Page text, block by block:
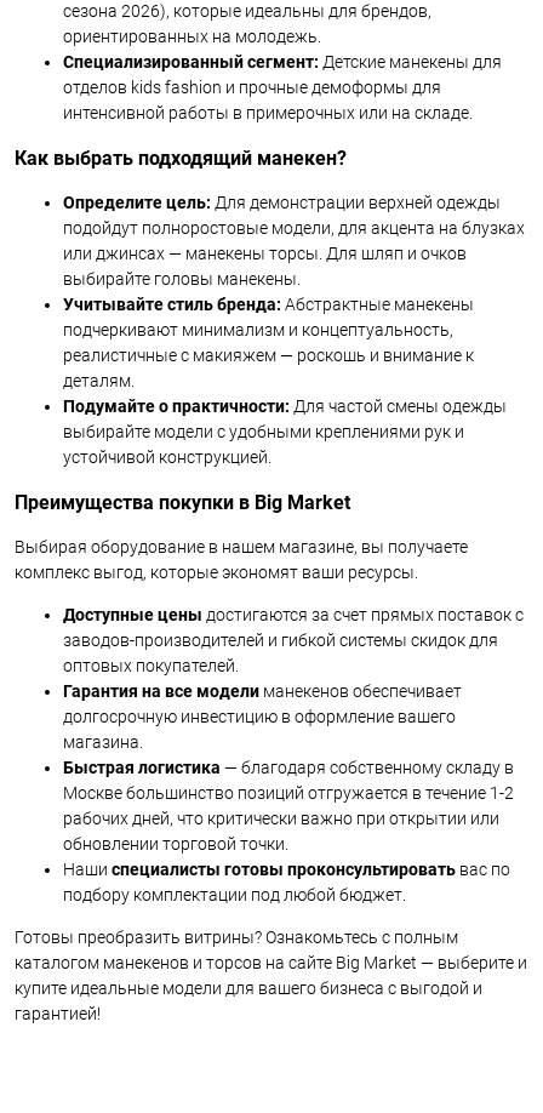
сезона 2026), которые идеальны для брендов,
ориентированных на молодежь.
Специализированный сегмент: Детские манекены для
отделов kids fashion и прочные демоформы для
интенсивной работы в примерочных или на складе.
Как выбрать подходящий манекен?
Определите цель: Для демонстрации верхней одежды
подойдут полноростовые модели, для акцента на блузках
или джинсах — манекены торсы. Для шляп и очков
выбирайте головы манекены.
Учитывайте стиль бренда: Абстрактные манекены
подчеркивают минимализм и концептуальность,
реалистичные с макияжем — роскошь и внимание к
деталям.
Подумайте о практичности: Для частой смены одежды
выбирайте модели с удобными креплениями рук и
устойчивой конструкцией.
Преимущества покупки в Big Market
Выбирая оборудование в нашем магазине, вы получаете
комплекс выгод, которые экономят ваши ресурсы.
Доступные цены достигаются за счет прямых поставок с
заводов-производителей и гибкой системы скидок для
оптовых покупателей.
Гарантия на все модели манекенов обеспечивает
долгосрочную инвестицию в оформление вашего
магазина.
Быстрая логистика — благодаря собственному складу в
Москве большинство позиций отгружается в течение 1-2
рабочих дней, что критически важно при открытии или
обновлении торговой точки.
Наши специалисты готовы проконсультировать вас по
подбору комплектации под любой бюджет.
Готовы преобразить витрины? Ознакомьтесь с полным
каталогом манекенов и торсов на сайте Big Market — выберите и
купите идеальные модели для вашего бизнеса с выгодой и
гарантией!